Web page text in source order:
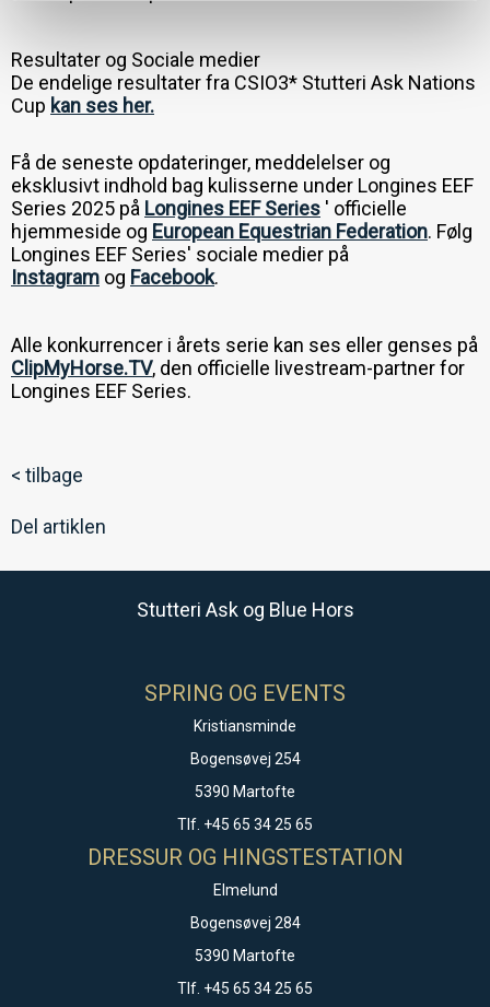
Resultater og Sociale medier
De endelige resultater fra CSIO3* Stutteri Ask Nations
Cup kan ses her.
Få de seneste opdateringer, meddelelser og
eksklusivt indhold bag kulisserne under Longines EEF
Series 2025 på Longines EEF Series ' officielle
hjemmeside og European Equestrian Federation. Følg
Longines EEF Series' sociale medier på
Instagram og Facebook.
Alle konkurrencer i årets serie kan ses eller genses på
ClipMyHorse.TV, den officielle livestream-partner for
Longines EEF Series.
< tilbage
Del artiklen
Stutteri Ask og Blue Hors
SPRING OG EVENTS
Kristiansminde
Bogensøvej 254
5390 Martofte
Tlf. +45 65 34 25 65
DRESSUR OG HINGSTESTATION
Elmelund
Bogensøvej 284
5390 Martofte
Tlf. +45 65 34 25 65